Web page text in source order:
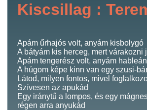
Kiscsillag :
Apám űrhajós volt, anyám kisbolygó
A bátyám kis herceg, mert várakozni
Apám tengerész volt, anyám
A húgom képe kinn van egy szusi-
Látod, milyen fontos, mivel
Szívesen az apukád
Egy iránytű a lompos, és egy
régen arra anyukád